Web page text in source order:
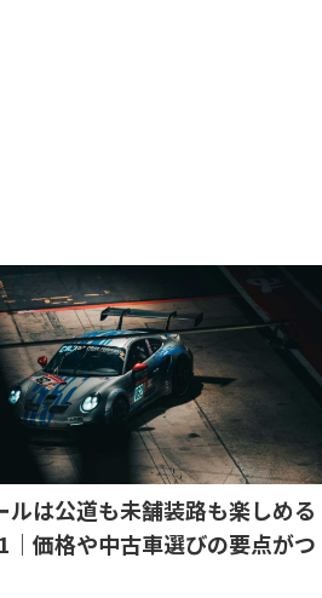
ルは公道も未舗装路も楽しめる
｜価格や中古車選びの要点がつ